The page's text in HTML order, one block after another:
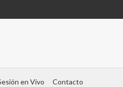
en Vivo Contacto